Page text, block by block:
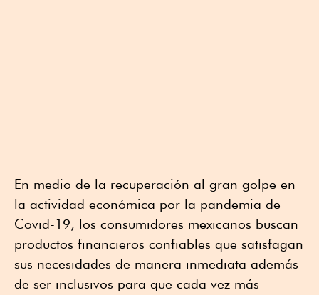
En medio de la recuperación al gran golpe en
la actividad económica por la pandemia de
Covid-19, los consumidores mexicanos buscan
productos financieros confiables que satisfagan
sus necesidades de manera inmediata además
de ser inclusivos para que cada vez más